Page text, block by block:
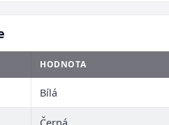
HODNOTA
Bílá
Černá